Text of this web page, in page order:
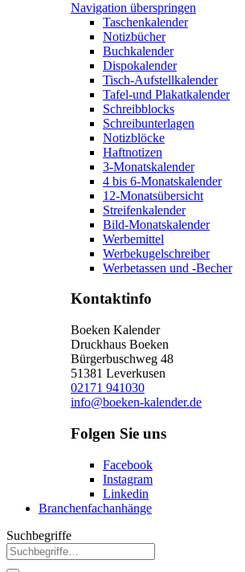
Navigation überspringen
Taschenkalender
Notizbücher
Buchkalender
Dispokalender
Tisch-Aufstellkalender
Tafel-und Plakatkalender
Schreibblocks
Schreibunterlagen
Notizblöcke
Haftnotizen
3-Monatskalender
4 bis 6-Monatskalender
12-Monatsübersicht
Streifenkalender
Bild-Monatskalender
Werbemittel
Werbekugelschreiber
Werbetassen und -Becher
Kontaktinfo
Boeken Kalender
Druckhaus Boeken
Bürgerbuschweg 48
51381 Leverkusen
02171 941030
info@boeken-kalender.de
Folgen Sie uns
Facebook
Instagram
Linkedin
Branchenfachanhänge
Suchbegriffe